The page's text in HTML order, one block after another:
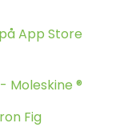
App Store
Moleskine ®
Fig